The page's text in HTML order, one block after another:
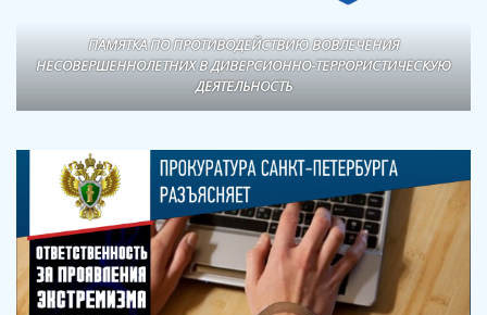
ПАМЯТКА ПО ПРОТИВОДЕЙСТВИЮ ВОВЛЕЧЕНИЯ
НЕСОВЕРШЕННОЛЕТНИХ В ДИВЕРСИОННО-ТЕРРОРИСТИЧЕСКУЮ
ДЕЯТЕЛЬНОСТЬ